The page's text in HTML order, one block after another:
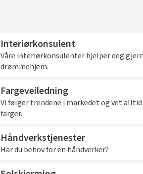
Interiørkonsulent
Våre interiørkonsulenter hjelper deg
drømmehjem.
Fargeveiledning
Vi følger trendene i markedet og vet
farger.
Håndverkstjenester
Har du behov for en håndverker?